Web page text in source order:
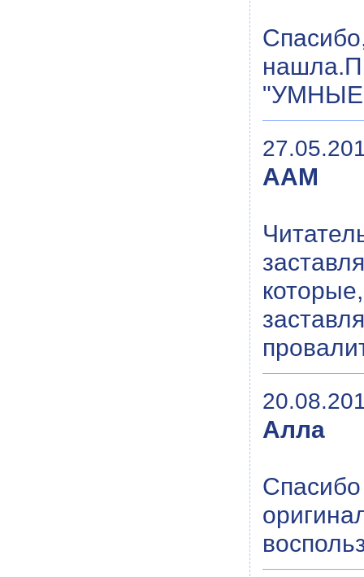
ААМ
Алла